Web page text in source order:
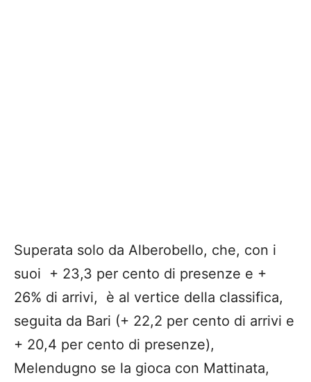
Superata solo da Alberobello, che, con i
suoi + 23,3 per cento di presenze e +
26% di arrivi, è al vertice della classifica,
seguita da Bari (+ 22,2 per cento di arrivi e
+ 20,4 per cento di presenze),
Melendugno se la gioca con Mattinata,